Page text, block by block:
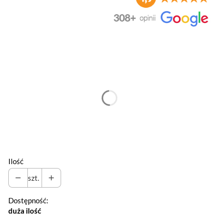
Ilość
szt.
Dostępność:
duża ilość